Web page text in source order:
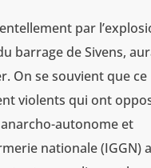
par
barrage de Sivens,
On se souvient que ce
violents qui ont
autonome et
nationale (IGGN) a